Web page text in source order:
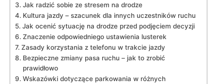
Jak⁢ radzić sobie ze stresem na​ drodze
Kultura jazdy –‌ szacunek‌ dla innych uczestników ruchu
Jak ocenić sytuację na drodze przed podjęciem decyzji
Znaczenie odpowiedniego ustawienia lusterek
Zasady korzystania z ⁣telefonu w trakcie jazdy
Bezpieczne zmiany pasa ⁣ruchu – jak to⁣ zrobić
prawidłowo
Wskazówki dotyczące parkowania w różnych‍